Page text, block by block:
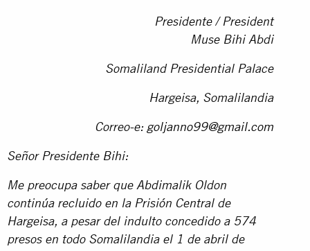
Presidente / President
Muse Bihi Abdi
Somaliland Presidential Palace
Hargeisa, Somalilandia
Correo-e:goljanno99@gmail.com
Señor Presidente Bihi:
Me preocupa saber que Abdimalik Oldon
continúa recluido en la Prisión Central de
Hargeisa, a pesar del indulto concedido a 574
presos en todo Somalilandia el 1 de abril de